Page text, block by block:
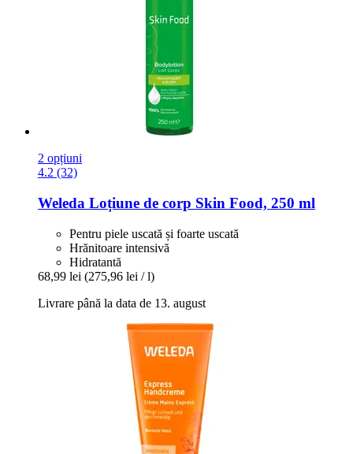
2 opțiuni
4.2 (32)
Weleda Loțiune de corp Skin Food, 250 ml
Pentru piele uscată și foarte uscată
Hrănitoare intensivă
Hidratantă
68,99 lei (275,96 lei / l)
Livrare până la data de 13. august